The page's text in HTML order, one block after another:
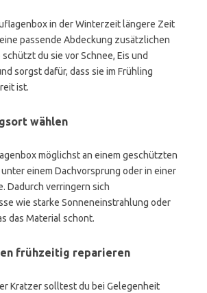
in der Winterzeit längere Zeit
passende Abdeckung zusätzlichen
du sie vor Schnee, Eis und
sorgst dafür, dass sie im Frühling
ist.
wählen
möglichst an einem geschützten
einem Dachvorsprung oder in einer
Dadurch verringern sich
wie starke Sonneneinstrahlung oder
das Material schont.
frühzeitig reparieren
Kratzer solltest du bei Gelegenheit